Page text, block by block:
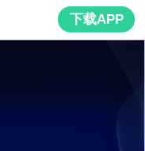
下载APP